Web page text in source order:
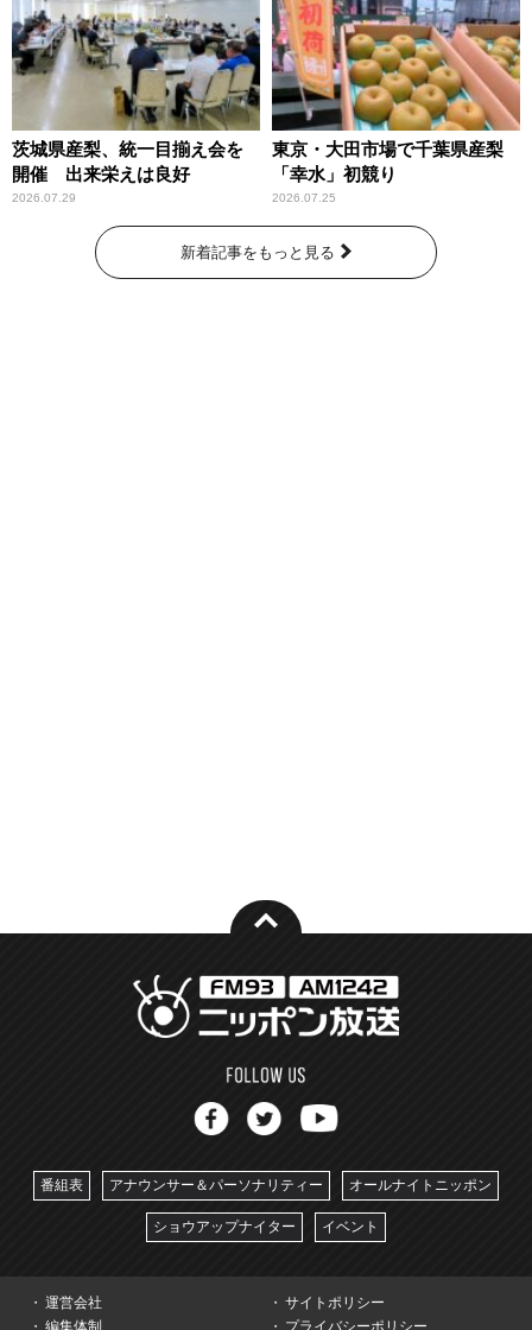
茨城県産梨、統一目揃え会を
開催 出来栄えは良好
2026.07.29
東京・大田市場で千葉県産梨
「幸水」初競り
2026.07.25
新着記事をもっと見る
番組表 アナウンサー＆パーソナリティー オールナイトニッポン
ショウアップナイター イベント
運営会社
サイトポリシー
編集体制
プライバシーポリシー